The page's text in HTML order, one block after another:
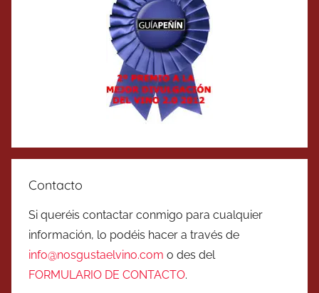
Contacto
Si queréis contactar conmigo para cualquier
información, lo podéis hacer a través de
info@nosgustaelvino.com o des del
FORMULARIO DE CONTACTO.